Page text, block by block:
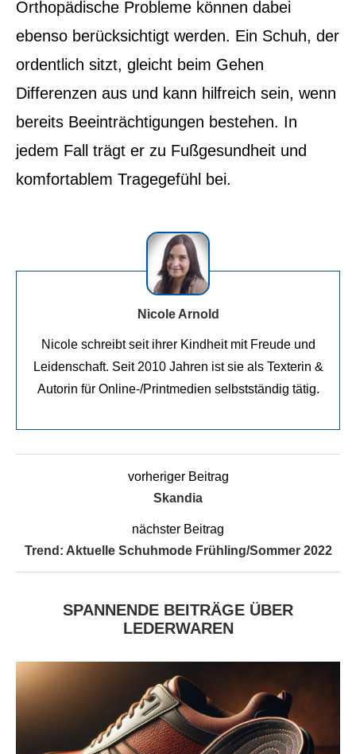
Orthopädische Probleme können dabei
ebenso berücksichtigt werden. Ein Schuh, der
ordentlich sitzt, gleicht beim Gehen
Differenzen aus und kann hilfreich sein, wenn
bereits Beeinträchtigungen bestehen. In
jedem Fall trägt er zu Fußgesundheit und
komfortablem Tragegefühl bei.
Nicole Arnold
Nicole schreibt seit ihrer Kindheit mit Freude und
Leidenschaft. Seit 2010 Jahren ist sie als Texterin &
Autorin für Online-/Printmedien selbstständig tätig.
vorheriger Beitrag
Skandia
nächster Beitrag
Trend: Aktuelle Schuhmode Frühling/Sommer 2022
SPANNENDE BEITRÄGE ÜBER
LEDERWAREN